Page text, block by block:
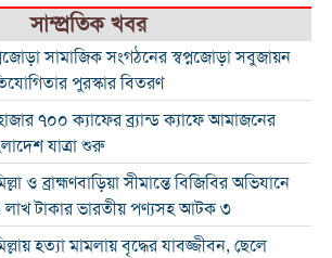
সাম্প্রতিক খবর
সামাজিক সংগঠনের স্বপ্নজোড়া সবুজায়ন
পুরস্কার বিতরণ
৭০০ ক্যাফের ব্র্যান্ড ক্যাফে আমাজনের
যাত্রা শুরু
ও ব্রাহ্মণবাড়িয়া সীমান্তে বিজিবির অভিযানে
টাকার ভারতীয় পণ্যসহ আটক ৩
হত্যা মামলায় বৃদ্ধের যাবজ্জীবন, ছেলে